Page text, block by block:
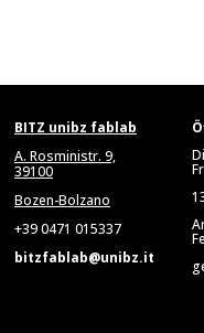
BITZ unibz fablab
A. Rosministr. 9,
39100
Bozen-Bolzano
+39 0471 015337
bitzfablab@unibz.it